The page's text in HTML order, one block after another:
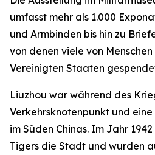
umfasst mehr als 1.000
und Armbinden bis hin zu
von denen viele von
Vereinigten Staaten
Liuzhou war während des
Verkehrsknotenpunkt und
im Süden Chinas. Im Jahr
Tigers die Stadt und wurden